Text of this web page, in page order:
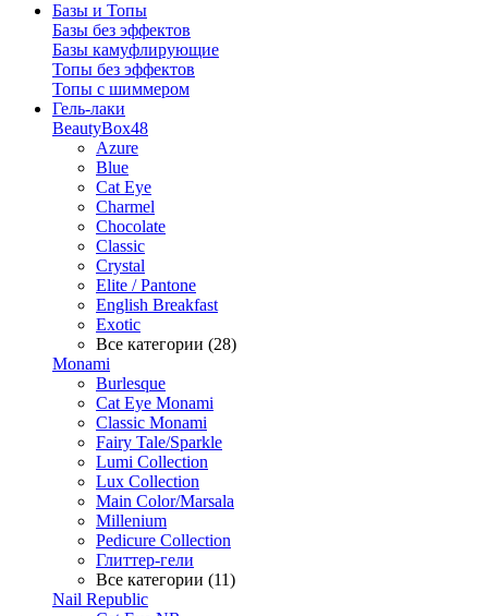
Базы и Топы
Базы без эффектов
Базы камуфлирующие
Топы без эффектов
Топы с шиммером
Гель-лаки
BeautyBox48
Azure
Blue
Cat Eye
Charmel
Chocolate
Classic
Crystal
Elite / Pantone
English Breakfast
Exotic
Все категории (28)
Monami
Burlesque
Cat Eye Monami
Classic Monami
Fairy Tale/Sparkle
Lumi Collection
Lux Collection
Main Color/Marsala
Millenium
Pedicure Collection
Глиттер-гели
Все категории (11)
Nail Republic